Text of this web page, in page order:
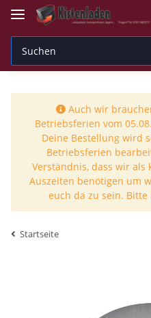
Auch wir
Betriebsferien vom
Deine Bestellung wird
Betriebsferien
Verständnis, dass wir als
Auszeiten benötigen um
euch da zu sein.
Startseite